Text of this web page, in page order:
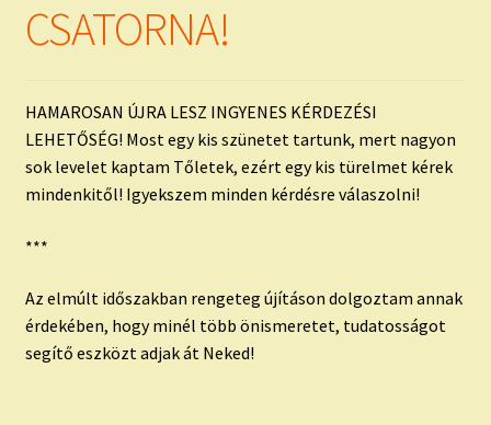
CSATORNA!
HAMAROSAN ÚJRA LESZ INGYENES KÉRDEZÉSI
LEHETŐSÉG! Most egy kis szünetet tartunk, mert nagyon
sok levelet kaptam Tőletek, ezért egy kis türelmet kérek
mindenkitől! Igyekszem minden kérdésre válaszolni!
***
Az elmúlt időszakban rengeteg újításon dolgoztam annak
érdekében, hogy minél több önismeretet, tudatosságot
segítő eszközt adjak át Neked!